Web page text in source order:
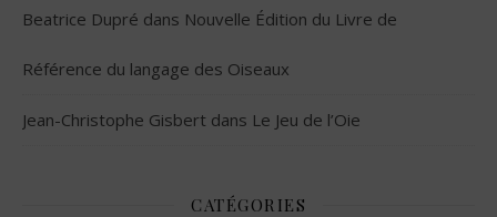
Beatrice Dupré dans Nouvelle Édition du Livre de
Référence du langage des Oiseaux
Jean-Christophe Gisbert dans Le Jeu de l’Oie
CATÉGORIES